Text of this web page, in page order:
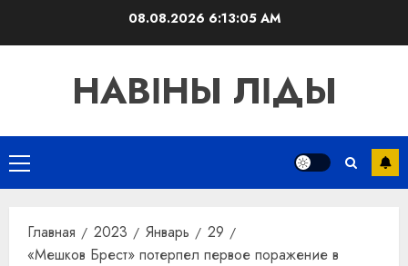
08.08.2026 6:13:06 AM
НАВІНЫ ЛІДЫ
Основное
меню
Главная 2023 Январь
29
«Мешков Брест» потерпел первое поражение в